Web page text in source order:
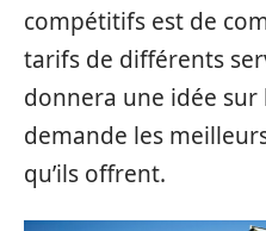
compétitifs est de
tarifs de différents
donnera une idée sur
demande les
qu’ils offrent.